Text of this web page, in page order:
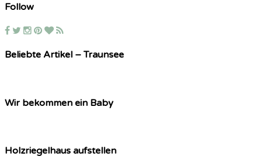
Follow
Beliebte Artikel – Traunsee
Wir bekommen ein Baby
Holzriegelhaus aufstellen